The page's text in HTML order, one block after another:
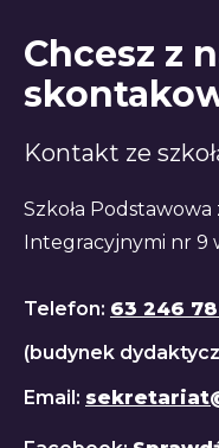
Chcesz z
Kontakt ze
Szkoła Podstawowa
Integracyjnymi nr 9
Telefon: 63 246
(budynek
Email: